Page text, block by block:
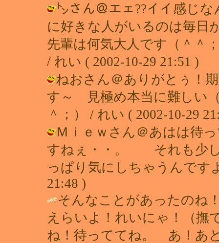
㌧さん＠エェ??イイ感じ
に好きな人がいるのは毎日
先輩は何気大人です（＾＾
/ れい ( 2002-10-29 21:51 )
ねおさん＠ありがとぅ！
す～ 見極め本当に難しい
＾；） / れい ( 2002-10-29
Ｍｉｅｗさん＠あはは待
すねぇ・・。 それも少し
っぱり気にしちゃうんです
21:48 )
そんなことがあったのね
えらいよ！れいにゃ！（撫
ね！待っててね。 あ！あ